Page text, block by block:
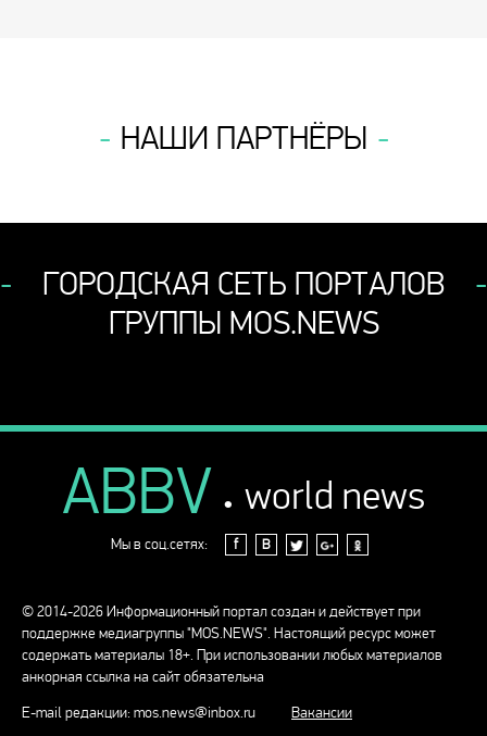
НАШИ ПАРТНЁРЫ
ГОРОДСКАЯ СЕТЬ ПОРТАЛОВ
ГРУППЫ MOS.NEWS
ABBV . world news
Мы в соц.сетях: f В
© 2014-2026 Информационный портал создан и действует при
поддержке медиагруппы "MOS.NEWS". Настоящий ресурс может
содержать материалы 18+. При использовании любых материалов
анкорная ссылка на сайт обязательна
E-mail редакции:mos.news@inbox.ru Вакансии